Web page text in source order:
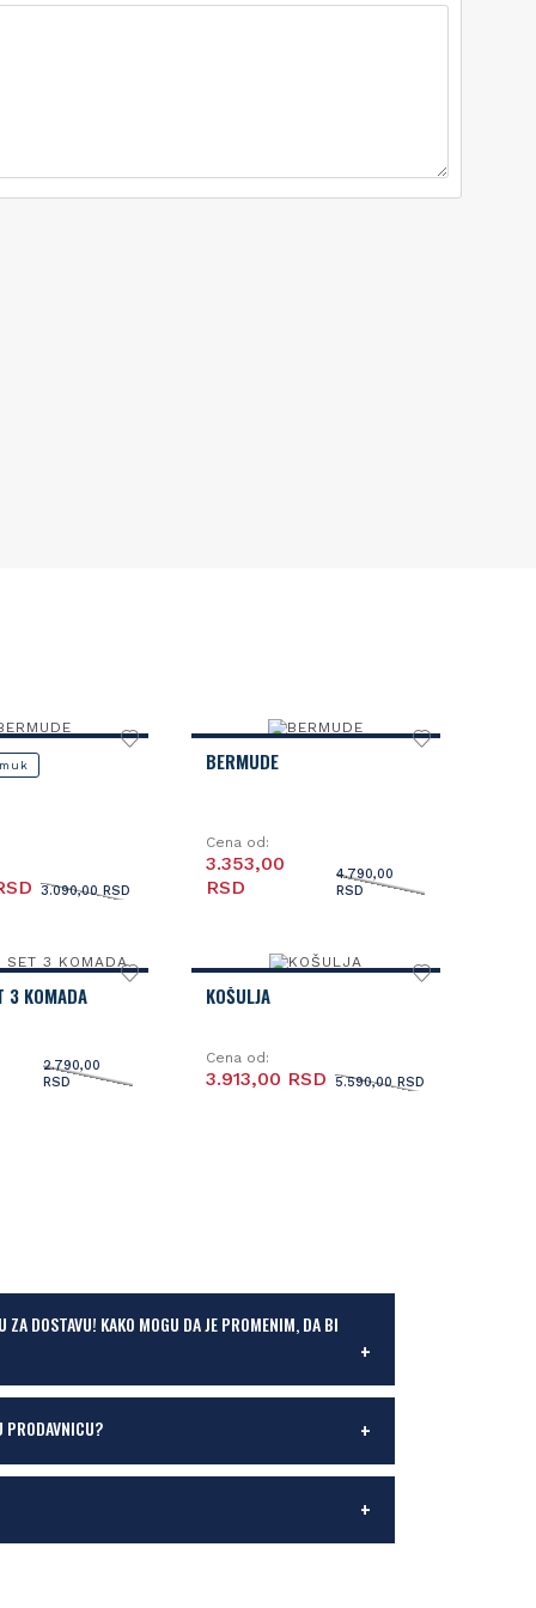
3.090,00 RSD
BERMUDE
Cena od:
4.790,00
RSD
3.353,00
RSD
3 KOMADA
2.790,00
RSD
KOŠULJA
Cena od:
5.590,00 RSD
3.913,00 RSD
ZA DOSTAVU! KAKO MOGU DA JE PROMENIM, DA BI
PRODAVNICU?